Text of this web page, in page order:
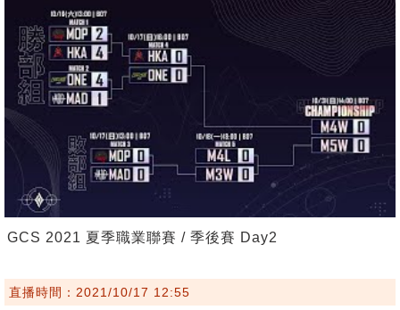
GCS 2021 夏季職業聯賽 / 季後賽 Day2
直播時間：2021/10/17 12:55